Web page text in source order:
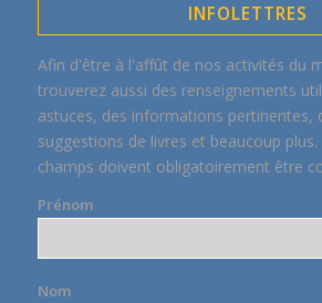
INFOLETTRES
Afin d'être à l'affût de nos activités du
trouverez aussi des renseignements
astuces, des informations pertinentes,
suggestions de livres et beaucoup
champs doivent obligatoirement être
Prénom
Nom